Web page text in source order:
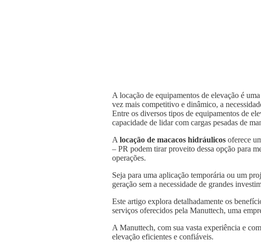
A locação de equipamentos de elevação é
vez mais competitivo e dinâmico, a
Entre os diversos tipos de equipamentos de
capacidade de lidar com cargas pesadas de
A locação de macacos hidráulicos oferece
– PR podem tirar proveito dessa opção para
operações.
Seja para uma aplicação temporária ou um
geração sem a necessidade de grandes
Este artigo explora detalhadamente os
serviços oferecidos pela Manuttech, uma
A Manuttech, com sua vasta experiência e
elevação eficientes e confiáveis.